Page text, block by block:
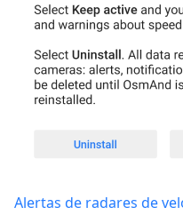
Alertas de radares de